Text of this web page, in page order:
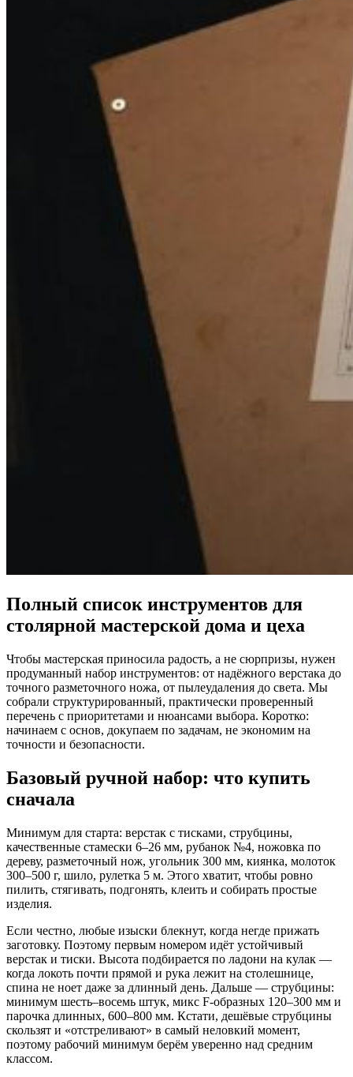
Полный список инструментов для
столярной мастерской дома и цеха
Чтобы мастерская приносила радость, а не сюрпризы, нужен
продуманный набор инструментов: от надёжного верстака до
точного разметочного ножа, от пылеудаления до света. Мы
собрали структурированный, практически проверенный
перечень с приоритетами и нюансами выбора. Коротко:
начинаем с основ, докупаем по задачам, не экономим на
точности и безопасности.
Базовый ручной набор: что купить
сначала
Минимум для старта: верстак с тисками, струбцины,
качественные стамески 6–26 мм, рубанок №4, ножовка по
дереву, разметочный нож, угольник 300 мм, киянка, молоток
300–500 г, шило, рулетка 5 м. Этого хватит, чтобы ровно
пилить, стягивать, подгонять, клеить и собирать простые
изделия.
Если честно, любые изыски блекнут, когда негде прижать
заготовку. Поэтому первым номером идёт устойчивый
верстак и тиски. Высота подбирается по ладони на кулак —
когда локоть почти прямой и рука лежит на столешнице,
спина не ноет даже за длинный день. Дальше — струбцины:
минимум шесть–восемь штук, микс F‑образных 120–300 мм и
парочка длинных, 600–800 мм. Кстати, дешёвые струбцины
скользят и «отстреливают» в самый неловкий момент,
поэтому рабочий минимум берём уверенно над средним
классом.